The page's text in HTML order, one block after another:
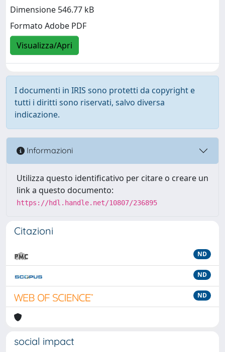
Dimensione 546.77 kB
Formato Adobe PDF
Visualizza/Apri
I documenti in IRIS sono protetti da copyright e
tutti i diritti sono riservati, salvo diversa
indicazione.
Informazioni
Utilizza questo identificativo per citare o creare un
link a questo documento:
https://hdl.handle.net/10807/236895
Citazioni
ND
ND
ND
social impact